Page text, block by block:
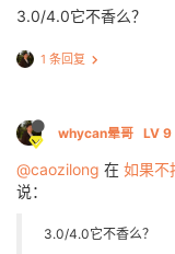
3.0/4.0它不香么？
1 条回复
whycan晕哥 LV 9
@caozilong 在 如果不
说：
3.0/4.0它不香么？